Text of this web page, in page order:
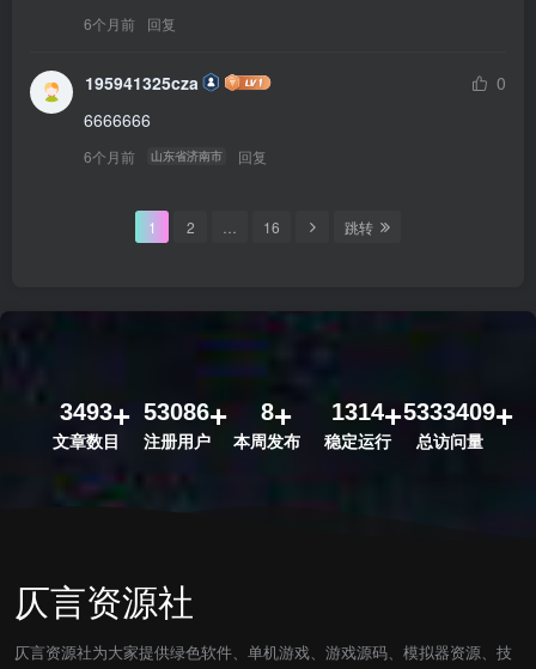
6个月前 回复
195941325cza
0
6666666
6个月前 山东省济南市 回复
1 2 16 跳转
3493
文章数目
53086
注册用户
8
本周发布
1314
稳定运行
5333409
总访问量
仄言资源社
仄言资源社为大家提供绿色软件、单机游戏、游戏源码、模拟器资源、技